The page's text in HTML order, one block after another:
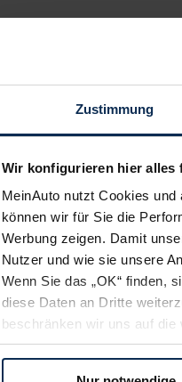
Zustimmung
Wir konfigurieren hier alles
MeinAuto nutzt Cookies
können wir für Sie die
Werbung zeigen. Damit
Nutzer und wie sie unsere
Wenn Sie das „OK“ finden,
diese Daten an Dritte
beschränken wir uns auf
Sie somit nicht perfekt auf